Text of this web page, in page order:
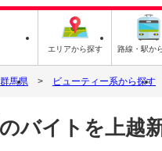
エリアから探す 路線・駅か
群馬県 ビューティー系から探す
バイトを上越